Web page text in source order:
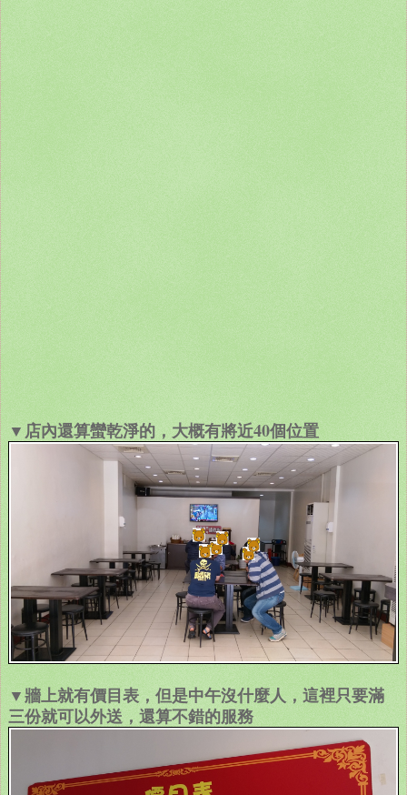
▼店內還算蠻乾淨的，大概有將近40個位置
▼牆上就有價目表，但是中午沒什麼人，這裡只要滿
三份就可以外送，還算不錯的服務